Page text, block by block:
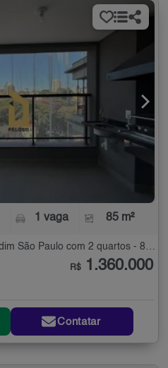
1 vaga 85 m²
Apartamento à Venda no Jardim São Paulo com 2 quartos - 85 m²
R$ 1.360.000
Contatar